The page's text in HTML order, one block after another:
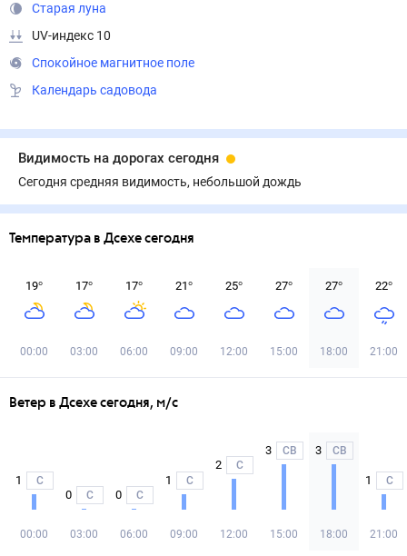
Старая луна
UV-индекс 10
Спокойное магнитное поле
Календарь садовода
Видимость на дорогах сегодня
Сегодня средняя видимость, небольшой дождь
Температура в Дсехе сегодня
19°
00:00
17°
03:00
17°
06:00
21°
09:00
25°
12:00
27°
15:00
27°
18:00
22°
21:00
Ветер в Дсехе сегодня, м/с
1 С
00:00
0 С
03:00
0 С
06:00
1 С
09:00
2 С
12:00
3 СВ
15:00
3 СВ
18:00
1 С
21:00